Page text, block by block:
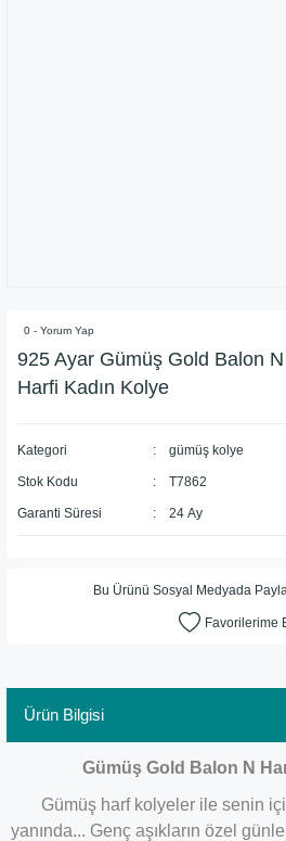
0 - Yorum Yap
925 Ayar Gümüş Gold Balon N
Harfi Kadın Kolye
Kategori gümüş kolye
Stok Kodu T7862
Garanti Süresi 24 Ay
Bu Ürünü Sosyal Medyada
Ürün Bilgisi
Gümüş Gold Balon N
Gümüş harf kolyeler ile senin
yanında... Genç aşıkların özel